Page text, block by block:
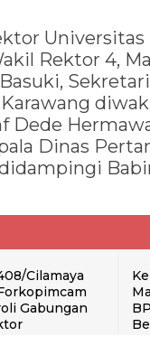
Universitas
Rektor 4,
Dede
Dinas
Cilamaya
Gabungan